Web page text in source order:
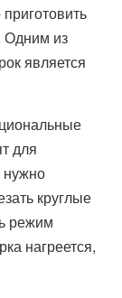
Одним из
является
для
нужно
круглые
режим
нагреется,